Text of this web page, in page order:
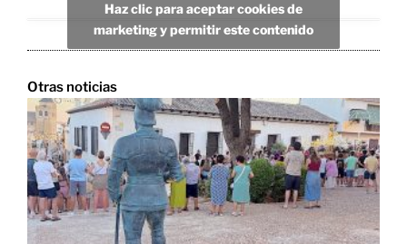
Haz clic para aceptar cookies de
marketing y permitir este contenido
Otras noticias